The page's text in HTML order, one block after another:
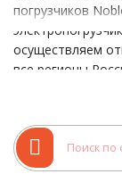
погрузчиков
осуществляем
все регионы
Актуальную